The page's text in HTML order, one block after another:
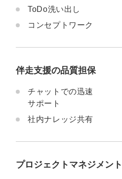
ToDo洗い出し
コンセプトワーク
伴走支援の品質担保
チャットでの迅速
サポート
社内ナレッジ共有
プロジェクトマネジメント